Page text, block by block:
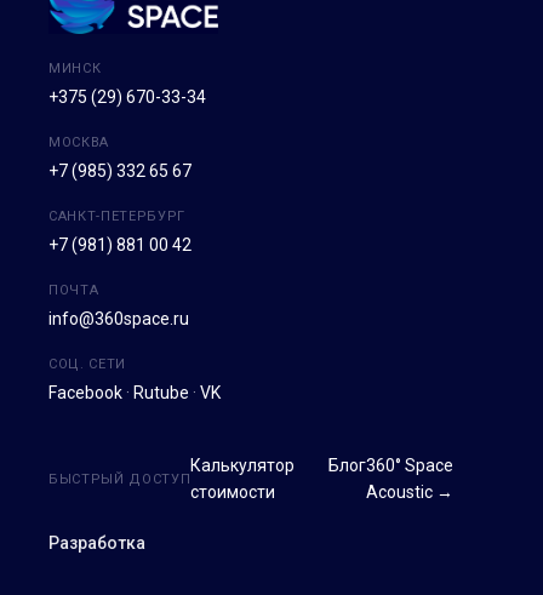
МИНСК
+375 (29) 670-33-34
МОСКВА
+7 (985) 332 65 67
САНКТ-ПЕТЕРБУРГ
+7 (981) 881 00 42
ПОЧТА
info@360space.ru
СОЦ. СЕТИ
Facebook · Rutube · VK
Разработка
БЫСТРЫЙ ДОСТУП
Калькулятор
стоимости
Блог360° Space
Acoustic →